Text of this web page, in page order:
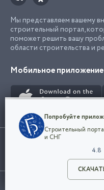
Мы представляем вашему
строительный портал,
поможет решить вашу
области строительства и
Мобильное приложение
Использование сайта, в том
марки представленные на
Конфиденциальность
Мы используем файлы
наш сайт удобным для
Политикой
и принимаете условия
Попробуйте
Строительный
и СНГ
4.8